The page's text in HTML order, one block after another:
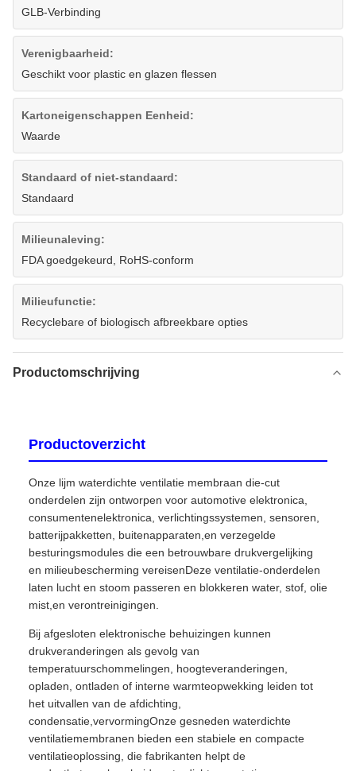
GLB-Verbinding
Verenigbaarheid:
Geschikt voor plastic en glazen flessen
Kartoneigenschappen Eenheid:
Waarde
Standaard of niet-standaard:
Standaard
Milieunaleving:
FDA goedgekeurd, RoHS-conform
Milieufunctie:
Recyclebare of biologisch afbreekbare opties
Productomschrijving
Productoverzicht
Onze lijm waterdichte ventilatie membraan die-cut
onderdelen zijn ontworpen voor automotive elektronica,
consumentenelektronica, verlichtingssystemen, sensoren,
batterijpakketten, buitenapparaten,en verzegelde
besturingsmodules die een betrouwbare drukvergelijking
en milieubescherming vereisenDeze ventilatie-onderdelen
laten lucht en stoom passeren en blokkeren water, stof, olie
mist,en verontreinigingen.
Bij afgesloten elektronische behuizingen kunnen
drukveranderingen als gevolg van
temperatuurschommelingen, hoogteveranderingen,
opladen, ontladen of interne warmteopwekking leiden tot
het uitvallen van de afdichting,
condensatie,vervormingOnze gesneden waterdichte
ventilatiemembranen bieden een stabiele en compacte
ventilatieoplossing, die fabrikanten helpt de